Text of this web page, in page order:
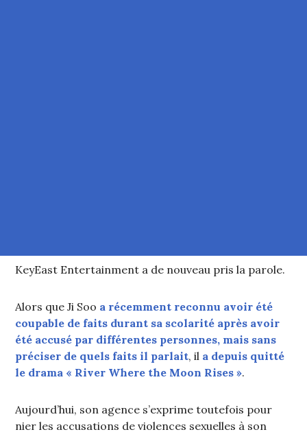
KeyEast Entertainment a de nouveau pris la parole.
Alors que Ji Soo a récemment reconnu avoir été
coupable de faits durant sa scolarité après avoir
été accusé par différentes personnes, mais sans
préciser de quels faits il parlait, il a depuis quitté
le drama « River Where the Moon Rises ».
Aujourd’hui, son agence s’exprime toutefois pour
nier les accusations de violences sexuelles à son